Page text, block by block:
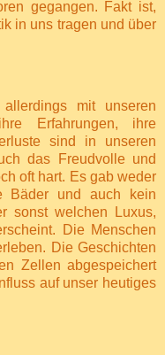
gegangen. Fakt ist,
in uns tragen und über
mit unseren
Erfahrungen, ihre
sind in unseren
das Freudvolle und
oft hart. Es gab weder
Bäder und auch kein
sonst welchen Luxus,
Die Menschen
Die Geschichten
Zellen abgespeichert
auf unser heutiges